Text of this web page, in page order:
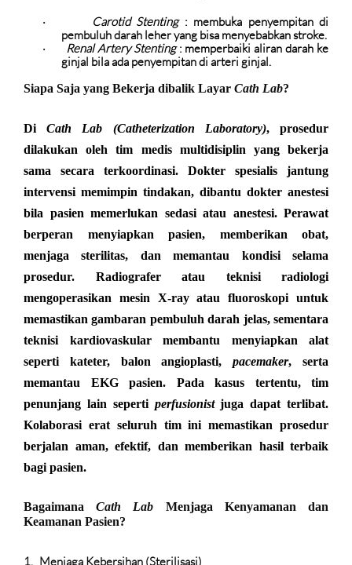
· Carotid Stenting : membuka penyempitan di
pembuluh darah leher yang bisa menyebabkan stroke.
· Renal Artery Stenting : memperbaiki aliran darah ke
ginjal bila ada penyempitan di arteri ginjal.
Siapa Saja yang Bekerja dibalik Layar Cath Lab?
Di Cath Lab (Catheterization Laboratory), prosedur
dilakukan oleh tim medis multidisiplin yang bekerja
sama secara terkoordinasi. Dokter spesialis jantung
intervensi memimpin tindakan, dibantu dokter anestesi
bila pasien memerlukan sedasi atau anestesi. Perawat
berperan menyiapkan pasien, memberikan obat,
menjaga sterilitas, dan memantau kondisi selama
prosedur. Radiografer atau teknisi radiologi
mengoperasikan mesin X-ray atau fluoroskopi untuk
memastikan gambaran pembuluh darah jelas, sementara
teknisi kardiovaskular membantu menyiapkan alat
seperti kateter, balon angioplasti,pacemaker, serta
memantau EKG pasien. Pada kasus tertentu, tim
penunjang lain seperti perfusionistjuga dapat terlibat.
Kolaborasi erat seluruh tim ini memastikan prosedur
berjalan aman, efektif, dan memberikan hasil terbaik
bagi pasien.
BagaimanaCath Lab Menjaga Kenyamanan dan
Keamanan Pasien?
1. Menjaga Kebersihan (Sterilisasi)